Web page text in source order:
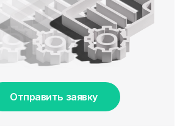
Отправить заявку